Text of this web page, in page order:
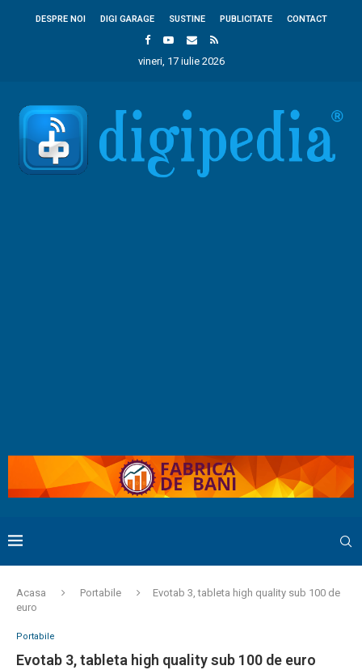
DESPRE NOI DIGI GARAGE SUSTINE PUBLICITATE CONTACT
vineri, 17 iulie 2026
Acasa Portabile
Evotab 3, tableta high quality sub 100 de
euro
Portabile
Evotab 3, tableta high quality sub 100 de euro